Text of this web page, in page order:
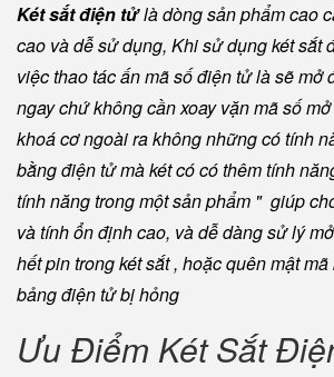
Két sắt điện tửlà dòng sản phẩm cao
cao và dễ sử dụng, Khi sử dụng két sắt
việc thao tác ấn mã số điện tử là sẽ mở
ngay chứ không cần xoay vặn mã số
khoá cơ ngoài ra không những có tính
bằng điện tử mà két có có thêm tính
tính năng trong một sản phẩm " giúp
và tính ổn định cao, và dễ dàng sử lý
hết pin trong két sắt , hoặc quên mật
bảng điện tử bị hỏng
Ưu Điểm Két Sắt